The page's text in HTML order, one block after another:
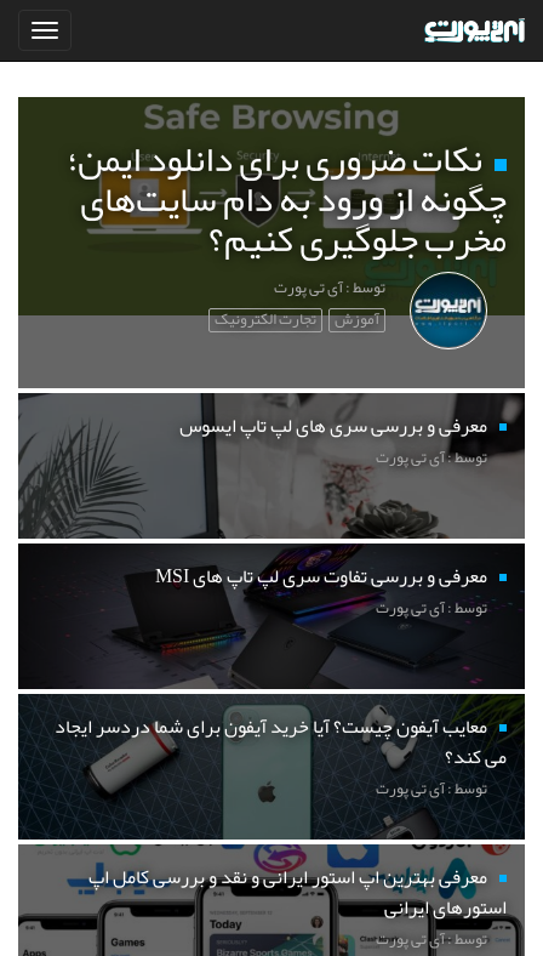
نکات ضروری برای دانلود ایمن؛
چگونه از ورود به دام سایت‌های
مخرب جلوگیری کنیم؟
توسط : آی تی پورت
آموزش تجارت الکترونیک
معرفی و بررسی سری های لپ تاپ ایسوس
توسط : آی تی پورت
معرفی و بررسی تفاوت سری لپ تاپ های MSI
توسط : آی تی پورت
معایب آیفون چیست؟ آیا خرید آیفون برای شما دردسر ایجاد
می کند؟
توسط : آی تی پورت
معرفی بهترین اپ استور ایرانی و نقد و بررسی کامل اپ
استورهای ایرانی
توسط : آی تی پورت